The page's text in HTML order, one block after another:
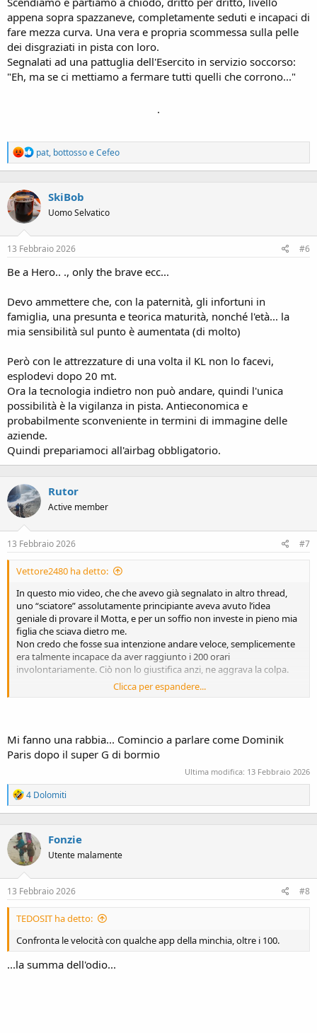
appena sopra spazzaneve, completamente seduti e incapaci di
fare mezza curva. Una vera e propria scommessa sulla pelle
dei disgraziati in pista con loro.
Segnalati ad una pattuglia dell'Esercito in servizio soccorso:
"Eh, ma se ci mettiamo a fermare tutti quelli che corrono..."
.
R
e
a
t
i
o
:
pat, bottossoeCefeo
SkiBob
Uomo Selvatico
13 Febbraio 2026 #6
Be a Hero.. ., only the brave ecc...
Devo ammettere che, con la paternità, gli infortuni in
famiglia, una presunta e teorica maturità, nonché l'età... la
mia sensibilità sul punto è aumentata (di molto)
Però con le attrezzature di una volta il KL non lo facevi,
esplodevi dopo 20 mt.
Ora la tecnologia indietro non può andare, quindi l'unica
possibilità è la vigilanza in pista. Antieconomica e
probabilmente sconveniente in termini di immagine delle
aziende.
Quindi prepariamoci all'airbag obbligatorio.
Rutor
Active member
13 Febbraio 2026 #7
Vettore2480 ha detto:
In questo mio video, che che avevo già segnalato in altro thread,
uno “sciatore” assolutamente principiante aveva avuto l’idea
geniale di provare il Motta, e per un soffio non investe in pieno mia
figlia che sciava dietro me.
Non credo che fosse sua intenzione andare veloce, semplicemente
era talmente incapace da aver raggiunto i 200 orari
involontariamente. Ciò non lo giustifica anzi, ne aggrava la colpa.
Ma non finice qui, forse in Susa e dintorni questo sport va molto di
moda. Poco tempo dopo, in un nuovo video noi documentiamo
una situazione simile, stavolta non si tratta di perdita di controllo,
Questo secondo video non rende bene, poiché a causa dell’obiettivo
assicuro che lo spazio era minimo. Ovviamente questo era un atleta
problema a calcolare traiettorie, spazi …e tempi del sorpasso!
Clicca per espandere...
Mi fanno una rabbia... Comincio a parlare come Dominik
Paris dopo il super G di bormio
Ultima modifica: 13 Febbraio 2026
R
e
a
t
i
o
n
:
4 Dolomiti
Fonzie
Utente malamente
13 Febbraio 2026 #8
TEDOSIT ha detto:
Confronta le velocità con qualche app della minchia, oltre i 100.
...la summa dell'odio...